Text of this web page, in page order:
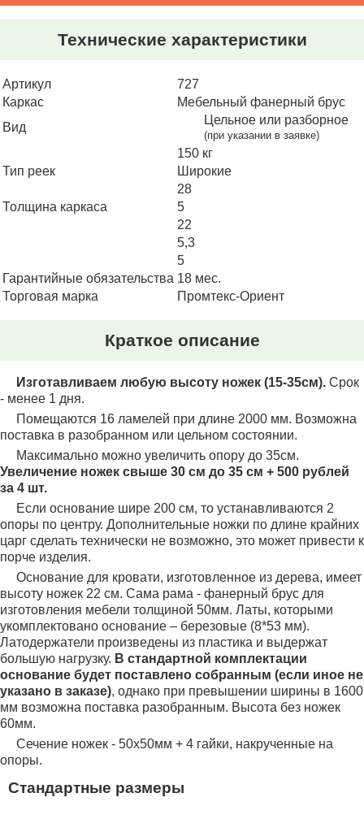
Технические характеристики
Артикул
727
Каркас
Мебельный фанерный брус
Вид
Цельное или разборное
(при указании в заявке)
150
Тип реек
Широкие
28
Толщина каркаса
5
22
5,3
5
Гарантийные обязательства 18 мес.
Торговая марка
Промтекс-Ориент
Краткое описание
Изготавливаем любую высоту ножек (15-35см). Срок
- менее 1 дня.
Помещаются 16 ламелей при длине 2000 мм. Возможна
поставка в разобранном или цельном состоянии.
Максимально можно увеличить опору до 35см.
Увеличение ножек свыше 30 см до 35 см + 500 рублей
за 4 шт.
Если основание шире 200 см, то устанавливаются 2
опоры по центру. Дополнительные ножки по длине крайних
царг сделать технически не возможно, это может привести к
порче изделия.
Основание для кровати, изготовленное из дерева, имеет
высоту ножек 22 см. Сама рама - фанерный брус для
изготовления мебели толщиной 50мм. Латы, которыми
укомплектовано основание – березовые (8*53 мм).
Латодержатели произведены из пластика и выдержат
большую нагрузку. В стандартной комплектации
основание будет поставлено собранным (если иное не
указано в заказе), однако при превышении ширины в 1600
мм возможна поставка разобранным. Высота без ножек
60мм.
Сечение ножек - 50х50мм + 4 гайки, накрученные на
опоры.
Стандартные размеры